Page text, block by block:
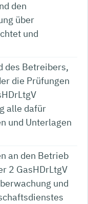
den
über
und
des Betreibers,
die Prüfungen
alle dafür
und Unterlagen
an den Betrieb
2 GasHDrLtgV
und